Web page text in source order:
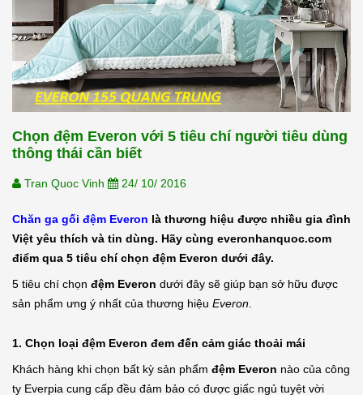
Chọn đệm Everon với 5 tiêu chí người tiêu dùng
thông thái cần biết
Tran Quoc Vinh 24/ 10/ 2016
Chăn ga gối đệm Everon là thương hiệu được nhiều gia đình
Việt yêu thích và tin dùng. Hãy cùng everonhanquoc.com
điểm qua 5 tiêu chí chọn đệm Everon dưới đây.
5 tiêu chí chọn đệm Everon dưới đây sẽ giúp bạn sở hữu được
sản phẩm ưng ý nhất của thương hiệu Everon
1. Chọn loại đệm Everon đem đến cảm giác thoải mái
Khách hàng khi chọn bất kỳ sản phẩm đệm Everon nào của công
ty Everpia cung cấp đều đảm bảo có được giấc ngủ tuyệt vời